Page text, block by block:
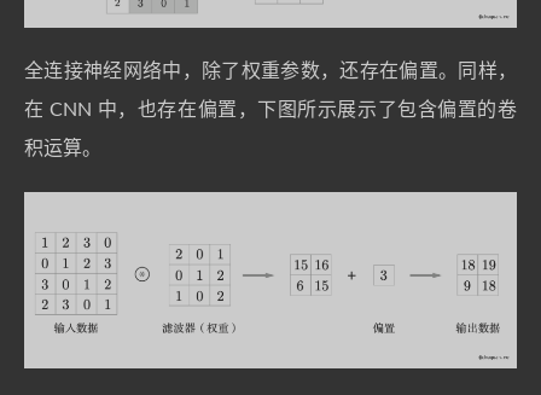
全连接神经网络中，除了权重参数，还存在偏置。同样，
在 CNN 中，也存在偏置，下图所示展示了包含偏置的卷
积运算。